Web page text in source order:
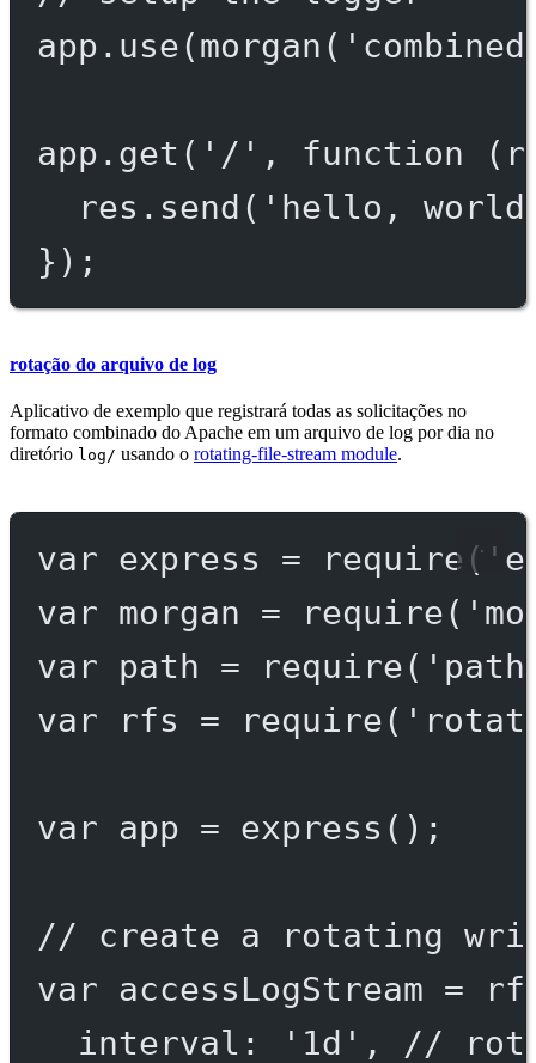
app. use(morgan (
app. get ( '/' , function (
res. send ( 'hello,
});
rotação do arquivo de log
Aplicativo de exemplo que registrará todas as solicitações no
formato combinado do Apache em um arquivo de log por dia no
diretório log/ usando o rotating-file-stream module.
var express = require (
var morgan = require(
var path = require(
var rfs = require(
var app = express ();
// create a rotating
var accessLogStream =
interval:
'1d' ,
//